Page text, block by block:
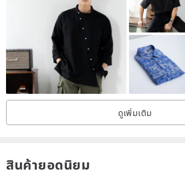
6. Subscribing directly means agreeing to
-
IG: oldstartaiwan
ดูเพิ่มเติม
สินค้ายอดนิยม